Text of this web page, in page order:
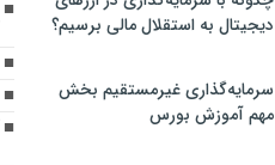
دیجیتال به استقلال مالی برسیم؟
سرمایه‌گذاری غیرمستقیم بخش
مهم آموزش بورس